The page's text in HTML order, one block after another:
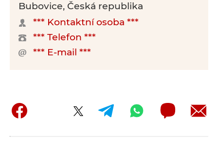
Bubovice, Česká republika
*** Kontaktní osoba ***
*** Telefon ***
*** E-mail ***